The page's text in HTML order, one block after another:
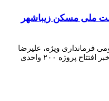
واحدی نهضت ملی مسکن زیباشهر
فرمانداری ویژه، علیرضا
خردمند فرماندار دزفول، با اعلام خبر افتتاح پروژه ۲۰۰ واحدی